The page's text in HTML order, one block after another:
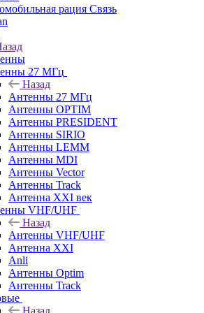
рация Связь
27 МГц
Назад
Антенны 27 МГц
Антенны OPTIM
Антенны PRESIDENT
Антенны SIRIO
Антенны LEMM
Антенны MDI
Антенны Vector
Антенны Track
Антенна XXI век
VHF/UHF
Назад
Антенны VHF/UHF
Антенна XXI
Anli
Антенны Optim
Антенны Track
Назад